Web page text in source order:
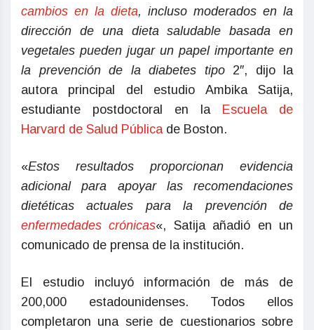
cambios en la dieta, incluso moderados en la
dirección de una dieta saludable basada en
vegetales pueden jugar un papel importante en
la prevención de la diabetes tipo2″, dijo la
autora principal del estudio Ambika Satija,
estudiante postdoctoral en la Escuela de
Harvard de Salud Públicade Boston.
«Estos resultados proporcionan evidencia
adicional para apoyar las recomendaciones
dietéticas actuales para la prevención de
enfermedades crónicas«, Satija añadió en un
comunicado de prensa de la institución.
El estudio incluyó información de más de
200,000 estadounidenses. Todos ellos
completaron una serie de cuestionarios sobre